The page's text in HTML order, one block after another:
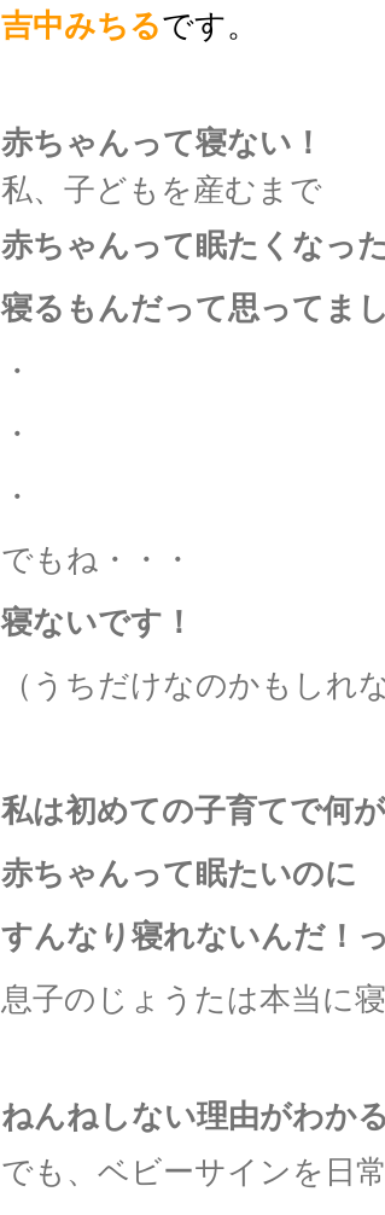
吉中みちるです。
赤ちゃんって寝ない！
私、子どもを産むまで
赤ちゃんって眠たくなっ
寝るもんだって思ってま
・
・
・
でもね・・・
寝ないです！
（うちだけなのかもしれ
私は初めての子育てで何
赤ちゃんって眠たいのに
すんなり寝れないんだ！
息子のじょうたは本当に
ねんねしない理由がわかる
でも、ベビーサインを日